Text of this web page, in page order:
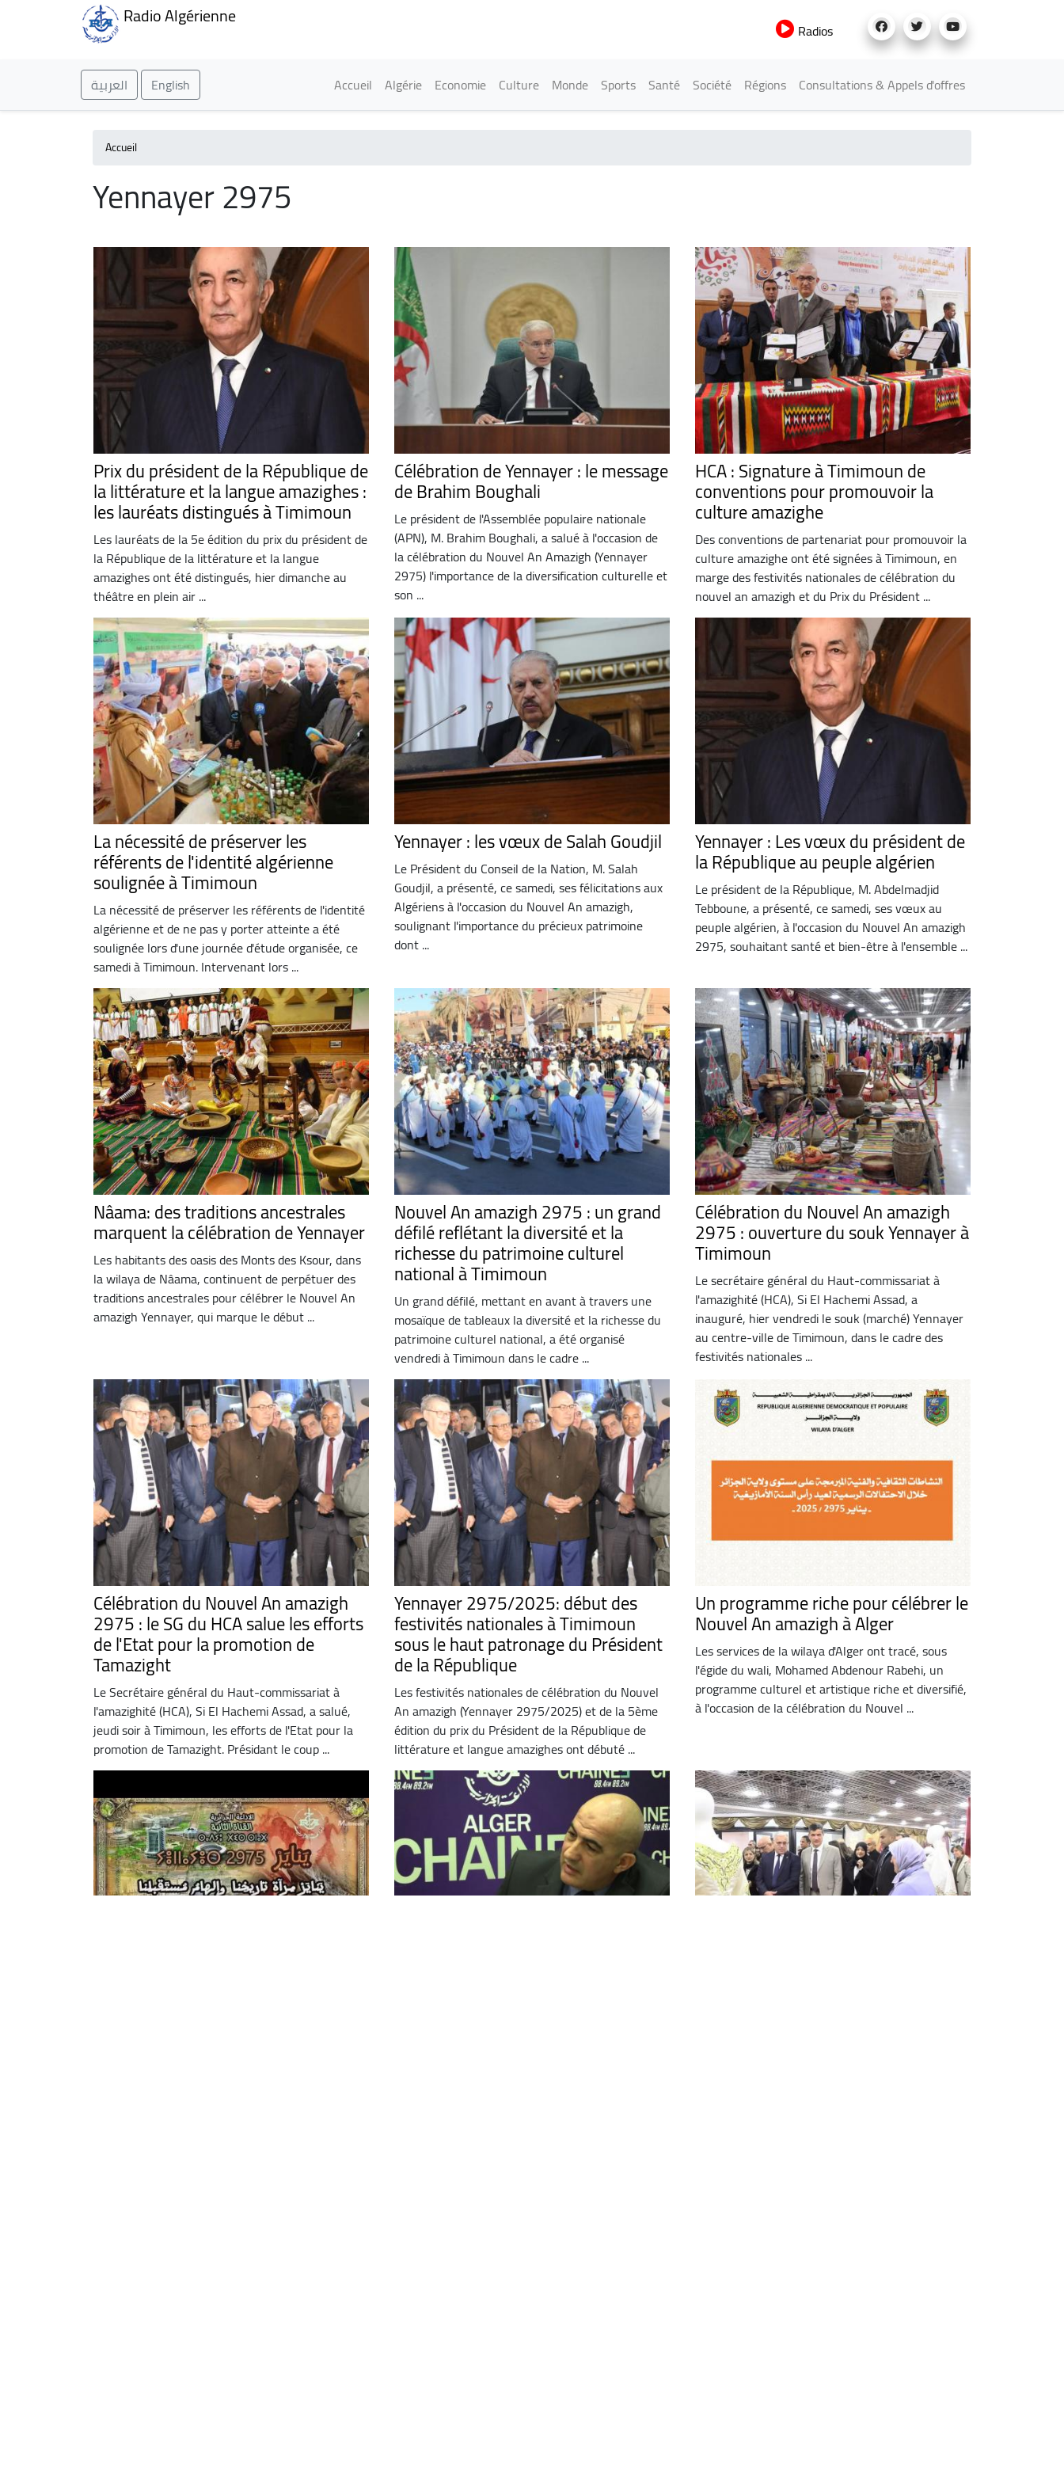
Radio Algérienne
Radios
العربية English Main navigation
Accueil Algérie Economie Culture Monde Sports Santé Société Régions Consultations & Appels d'offres
Accueil
Yennayer 2975
Prix du président de la République de
la littérature et la langue amazighes :
les lauréats distingués à Timimoun
Les lauréats de la 5e édition du prix du président de
la République de la littérature et la langue
amazighes ont été distingués, hier dimanche au
théâtre en plein air ...
Célébration de Yennayer : le message
de Brahim Boughali
Le président de l'Assemblée populaire nationale
(APN), M. Brahim Boughali, a salué à l'occasion de
la célébration du Nouvel An Amazigh (Yennayer
2975) l'importance de la diversification culturelle et
son ...
HCA : Signature à Timimoun de
conventions pour promouvoir la
culture amazighe
Des conventions de partenariat pour promouvoir la
culture amazighe ont été signées à Timimoun, en
marge des festivités nationales de célébration du
nouvel an amazigh et du Prix du Président ...
La nécessité de préserver les
référents de l'identité algérienne
soulignée à Timimoun
La nécessité de préserver les référents de l'identité
algérienne et de ne pas y porter atteinte a été
soulignée lors d'une journée d'étude organisée, ce
samedi à Timimoun. Intervenant lors ...
Yennayer : les vœux de Salah Goudjil
Le Président du Conseil de la Nation, M. Salah
Goudjil, a présenté, ce samedi, ses félicitations aux
Algériens à l'occasion du Nouvel An amazigh,
soulignant l'importance du précieux patrimoine
dont ...
Yennayer : Les vœux du président de
la République au peuple algérien
Le président de la République, M. Abdelmadjid
Tebboune, a présenté, ce samedi, ses vœux au
peuple algérien, à l'occasion du Nouvel An amazigh
2975, souhaitant santé et bien-être à l'ensemble ...
Nâama: des traditions ancestrales
marquent la célébration de Yennayer
Les habitants des oasis des Monts des Ksour, dans
la wilaya de Nâama, continuent de perpétuer des
traditions ancestrales pour célébrer le Nouvel An
amazigh Yennayer, qui marque le début ...
Nouvel An amazigh 2975 : un grand
défilé reflétant la diversité et la
richesse du patrimoine culturel
national à Timimoun
Un grand défilé, mettant en avant à travers une
mosaïque de tableaux la diversité et la richesse du
patrimoine culturel national, a été organisé
vendredi à Timimoun dans le cadre ...
Célébration du Nouvel An amazigh
2975 : ouverture du souk Yennayer à
Timimoun
Le secrétaire général du Haut-commissariat à
l'amazighité (HCA), Si El Hachemi Assad, a
inauguré, hier vendredi le souk (marché) Yennayer
au centre-ville de Timimoun, dans le cadre des
festivités nationales ...
Célébration du Nouvel An amazigh
2975 : le SG du HCA salue les efforts
de l'Etat pour la promotion de
Tamazight
Le Secrétaire général du Haut-commissariat à
l'amazighité (HCA), Si El Hachemi Assad, a salué,
jeudi soir à Timimoun, les efforts de l'Etat pour la
promotion de Tamazight. Présidant le coup ...
Yennayer 2975/2025: début des
festivités nationales à Timimoun
sous le haut patronage du Président
de la République
Les festivités nationales de célébration du Nouvel
An amazigh (Yennayer 2975/2025) et de la 5ème
édition du prix du Président de la République de
littérature et langue amazighes ont débuté ...
Un programme riche pour célébrer le
Nouvel An amazigh à Alger
Les services de la wilaya d'Alger ont tracé, sous
l'égide du wali, Mohamed Abdenour Rabehi, un
programme culturel et artistique riche et diversifié,
à l'occasion de la célébration du Nouvel ...